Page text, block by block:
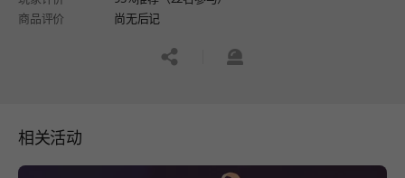
商品评价
尚无后记
공유하기신고하기
相关活动
페이지 이동